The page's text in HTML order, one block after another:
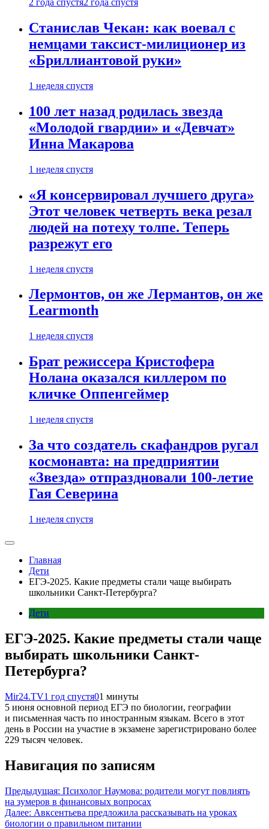
2 года спустя2 года спустя
Станислав Чекан: как воевал с
немцами таксист-милиционер из
«Бриллиантовой руки»
1 неделя спустя
100 лет назад родилась звезда
«Молодой гвардии» и «Девчат»
Инна Макарова
1 неделя спустя
«Я консервировал лучшего друга»
Этот человек четверть века резал
людей на потеху толпе. Теперь
разрежут его
1 неделя спустя
Лермонтов, он же Лермантов, он же
Learmonth
1 неделя спустя
Брат режиссера Кристофера
Нолана оказался киллером по
кличке Оппенгеймер
1 неделя спустя
За что создатель скафандров ругал
космонавта: на предприятии
«Звезда» отпраздновали 100-летие
Гая Северина
1 неделя спустя
Главная
Дети
ЕГЭ-2025. Какие предметы стали чаще выбирать
школьники Санкт-Петербурга?
Дети
ЕГЭ-2025. Какие предметы стали чаще
выбирать школьники Санкт-
Петербурга?
Mir24.TV1 год спустя01 минуты
5 июня основной период ЕГЭ по биологии, географии
и письменная часть по иностранным языкам. Всего в этот
день в России на участие в экзамене зарегистрировано более
229 тысяч человек.
Навигация по записям
Предыдущая: Психолог Наумова: родители могут повлиять
на зумеров в финансовых вопросах
Далее: Авксентьева предложила рассказывать на уроках
биологии о правильном питании